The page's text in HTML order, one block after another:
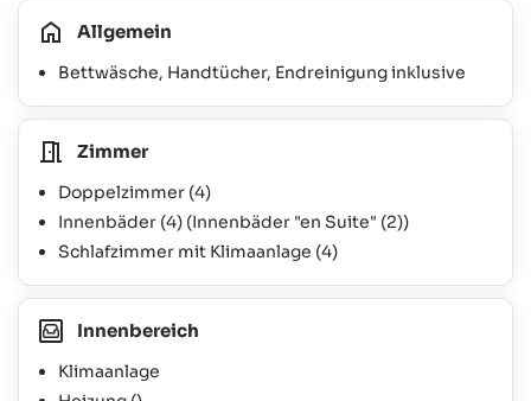
Allgemein
Bettwäsche, Handtücher, Endreinigung inklusive
Zimmer
Doppelzimmer (4)
Innenbäder (4) (Innenbäder "en Suite" (2))
Schlafzimmer mit Klimaanlage (4)
Innenbereich
Klimaanlage